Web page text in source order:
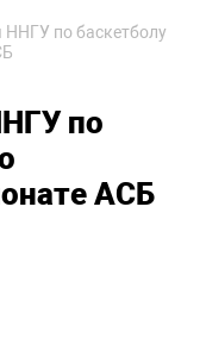
по баскетболу
по
АСБ